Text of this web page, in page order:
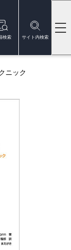
検索 サイト内検索
ニック